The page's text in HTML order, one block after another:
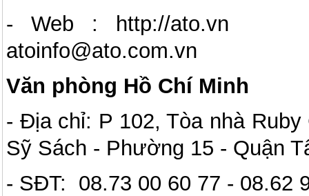
- Web : http://
atoinfo@ato.com.vn
Văn phòng Hồ Chí Minh
- Địa chỉ: P 102, Tòa nhà
Sỹ Sách - Phường 15 - Quận
- SĐT: 08.73 00 60 77 - 08.62